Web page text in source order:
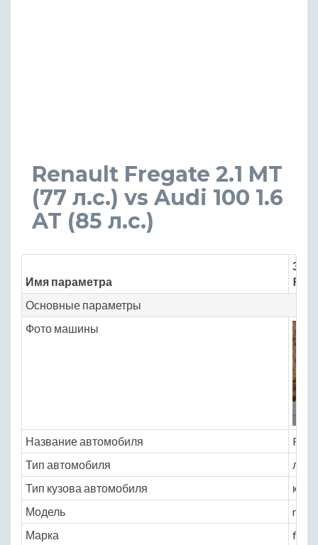
Renault Fregate 2.1 MT
(77 л.с.) vs Audi 100 1.6
AT (85 л.с.)
Имя параметра
Основные параметры
Фото машины
Название автомобиля
Тип автомобиля
Тип кузова автомобиля
Модель
Марка